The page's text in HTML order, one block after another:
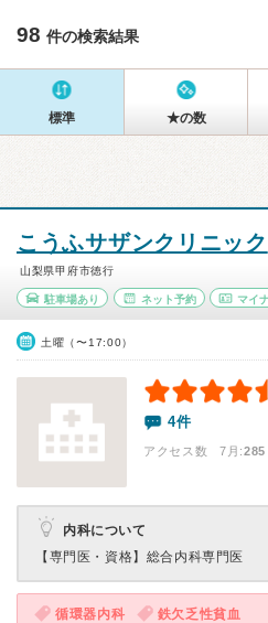
98 件の検索結果
標準 ★の数
こうふサザンクリニック
山梨県甲府市徳行
駐車場あり ネット予約 マイ
土曜（〜17:00）
4件
アクセス数 7月:285
内科について
【専門医・資格】 総合内科専門医
循環器内科
鉄欠乏性貧血